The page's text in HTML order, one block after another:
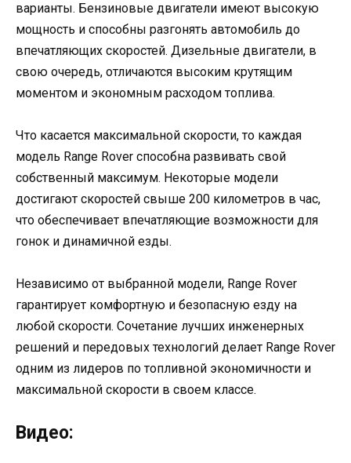
варианты. Бензиновые двигатели имеют высокую
мощность и способны разгонять автомобиль до
впечатляющих скоростей. Дизельные двигатели, в
свою очередь, отличаются высоким крутящим
моментом и экономным расходом топлива.
Что касается максимальной скорости, то каждая
модель Range Rover способна развивать свой
собственный максимум. Некоторые модели
достигают скоростей свыше 200 километров в час,
что обеспечивает впечатляющие возможности для
гонок и динамичной езды.
Независимо от выбранной модели, Range Rover
гарантирует комфортную и безопасную езду на
любой скорости. Сочетание лучших инженерных
решений и передовых технологий делает Range Rover
одним из лидеров по топливной экономичности и
максимальной скорости в своем классе.
Видео: